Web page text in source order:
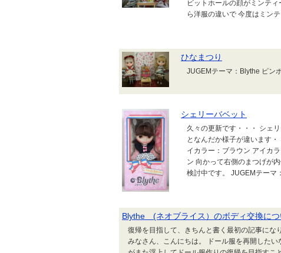
ビットホールの顔がミンテ
ら洋服の違いで 今度はミン
ひなまつり
JUGEMテーマ：Blythe ピン
シェリーバベット
久々の更新です・・・ シェ
となんだか様子が違います
イカラー：ブラウン アイカ
ン 向かって右側のまつげが
検討中です。 JUGEMテーマ
Blythe (ネオブライス）のボディ交換につ
復帰を目指して、きちんと書く最初の記事にな
みなさん、こんにちは。 ドール服を再開した